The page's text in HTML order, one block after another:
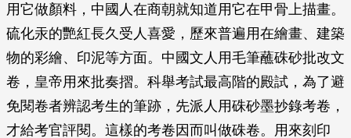
用它做顏料，中國人在商朝就知道用它在甲骨上描畫。
硫化汞的艷紅長久受人喜愛，歷來普遍用在繪畫、建築
物的彩繪、印泥等方面。中國文人用毛筆蘸硃砂批改文
卷，皇帝用來批奏摺。科舉考試最高階的殿試，為了避
免閱卷者辨認考生的筆跡，先派人用硃砂墨抄錄考卷，
才給考官評閱。這樣的考卷因而叫做硃卷。用來刻印